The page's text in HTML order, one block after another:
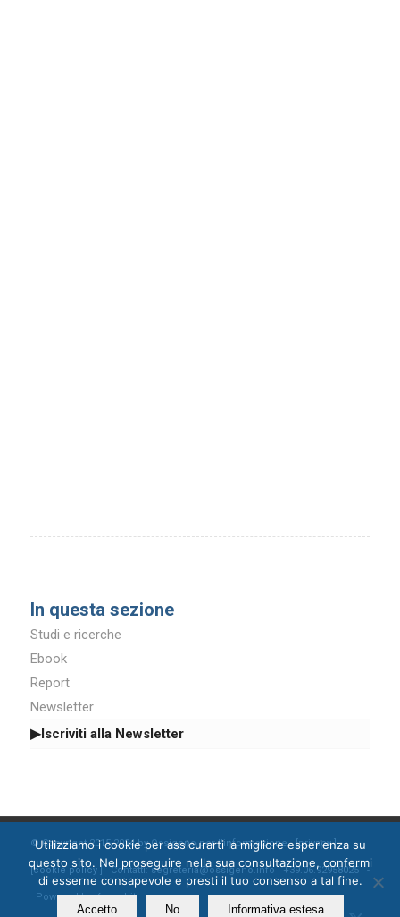
In questa sezione
Studi e ricerche
Ebook
Report
Newsletter
▶Iscriviti alla Newsletter
© Copyright 2015-2024 by Ossigeno per l'informazione [privacy]
[cookie policy ] Contatti: segreteria@ossigeno.info | +39.06.92958025 -
Powered byKappabit
Utilizziamo i cookie per assicurarti la migliore esperienza su
questo sito. Nel proseguire nella sua consultazione, confermi
di esserne consapevole e presti il tuo consenso a tal fine.
Accetto No Informativa estesa